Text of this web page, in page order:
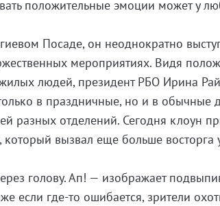
положительные эмоции может у
Посаде, он неоднократно
мероприятиях. Видя
людей, президент РБО Ирина
в праздничные, но и в обычные
разных отделений. Сегодня клоун
вызвал еще больше восторга
голову. Ап! — изображает
если где-то ошибается, зрители